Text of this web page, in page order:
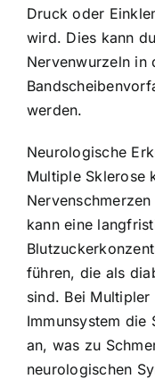
Druck oder
wird. Dies kann
Nervenwurzeln in
werden.
Neurologische
Multiple Sklerose
kann eine
führen, die als
sind. Bei
Immunsystem die
an, was zu
neurologischen